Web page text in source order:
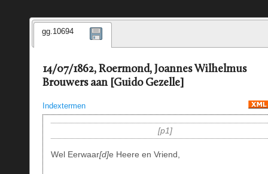
gg.10694
14/07/1862, Roermond, Joannes Wilhelmus
Brouwers aan [Guido Gezelle]
Indextermen
p1
Wel Eerwaar d e Heere en Vriend,